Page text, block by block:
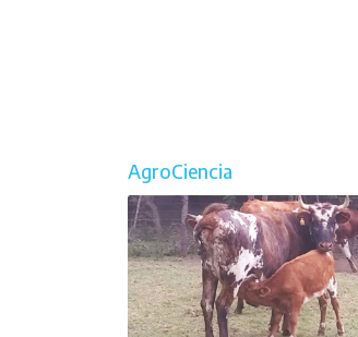
AgroCiencia